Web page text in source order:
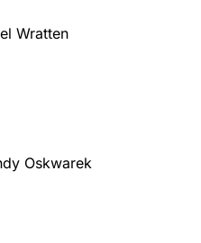
Wratten
Oskwarek